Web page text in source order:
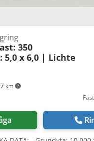
km
350
5,0 x 6,0 | Lichte